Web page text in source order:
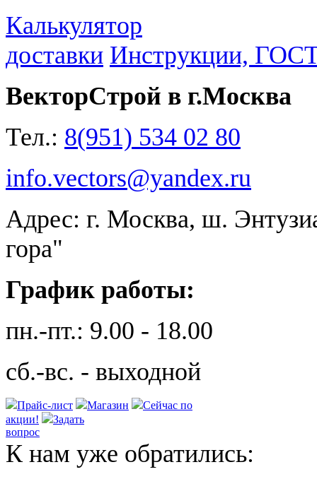
Калькулятор
доставки Инструкции,
ВекторСтрой в г.Москва
Тел.: 8(951) 534 02 80
info.vectors@yandex.ru
Адрес: г. Москва, ш.
гора"
График работы:
пн.-пт.: 9.00 - 18.00
сб.-вс. - выходной
Прайс-лист Магазин
Сейчас по
акции!
Задать
вопрос
К нам уже обратились: